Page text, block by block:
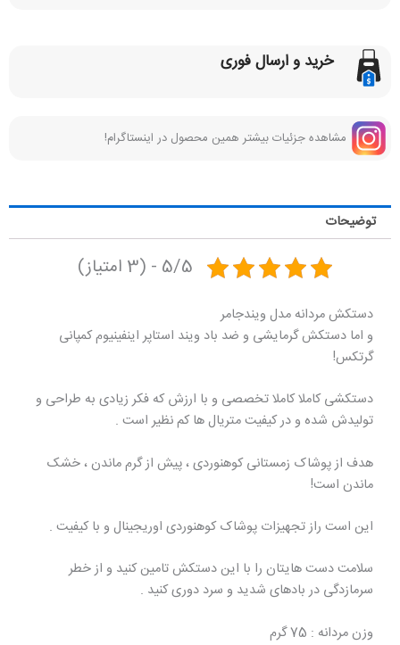
خرید و ارسال فوری
مشاهده جزئیات بیشتر همین محصول در اینستاگرام!
توضیحات
5/5 - (3 امتیاز)
دستکش مردانه مدل ویندجامر
و اما دستکش گرمایشی و ضد باد ویند استاپر اینفینیوم کمپانی
گرتکس!
دستکشی کاملا کاملا تخصصی و با ارزش که فکر زیادی به طراحی و
تولیدش شده و در کیفیت متریال ها کم نظیر است .
هدف از پوشاک زمستانی کوهنوردی ، پیش از گرم ماندن ، خشک
ماندن است!
این است راز تجهیزات پوشاک کوهنوردی اوریجینال و با کیفیت .
سلامت دست هایتان را با این دستکش تامین کنید و از خطر
سرمازدگی در بادهای شدید و سرد دوری کنید .
وزن مردانه : 75 گرم